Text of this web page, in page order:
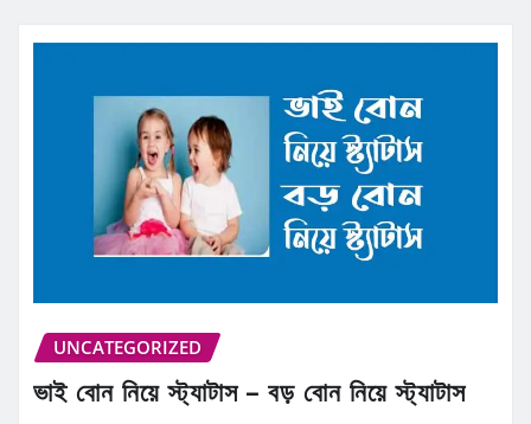
UNCATEGORIZED
ভাই বোন নিয়ে স্ট্যাটাস – বড় বোন নিয়ে স্ট্যাটাস